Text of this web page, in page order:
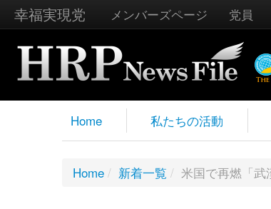
幸福実現党 メンバーズページ 党員
Home 私たちの活動
Home / 新着一覧 / 米国で再燃「武